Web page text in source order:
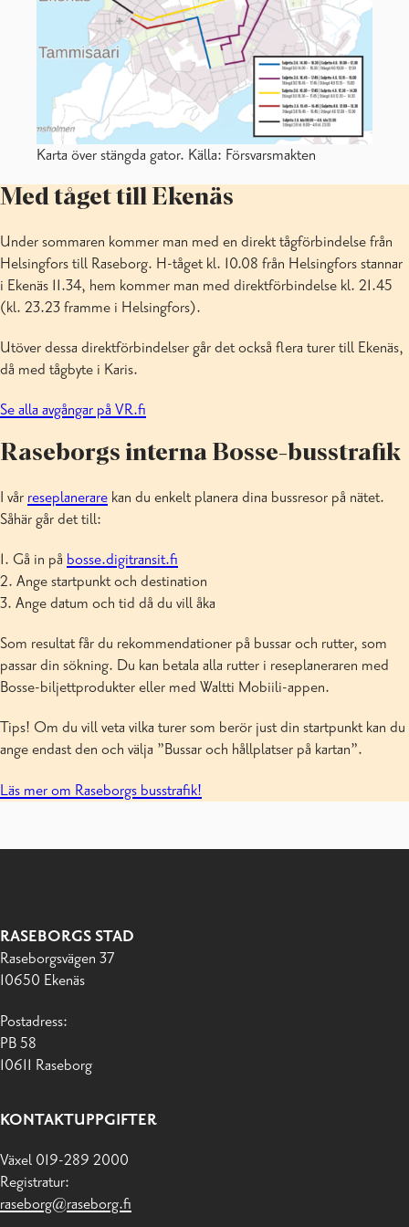
Karta över stängda gator. Källa: Försvarsmakten
Med tåget till Ekenäs
Under sommaren kommer man med en direkt tågförbindelse från
Helsingfors till Raseborg. H-tåget kl. 10.08 från Helsingfors stannar
i Ekenäs 11.34, hem kommer man med direktförbindelse kl. 21.45
(kl. 23.23 framme i Helsingfors).
Utöver dessa direktförbindelser går det också flera turer till Ekenäs,
då med tågbyte i Karis.
Se alla avgångar på VR.fi
Raseborgs interna Bosse-busstrafik
I vår reseplanerare kan du enkelt planera dina bussresor på nätet.
Såhär går det till:
1. Gå in på bosse.digitransit.fi
2. Ange startpunkt och destination
3. Ange datum och tid då du vill åka
Som resultat får du rekommendationer på bussar och rutter, som
passar din sökning. Du kan betala alla rutter i reseplaneraren med
Bosse-biljettprodukter eller med Waltti Mobiili-appen.
Tips! Om du vill veta vilka turer som berör just din startpunkt kan du
ange endast den och välja ”Bussar och hållplatser på kartan”.
Läs mer om Raseborgs busstrafik!
RASEBORGS STAD
Raseborgsvägen 37
10650 Ekenäs
Postadress:
PB 58
10611 Raseborg
KONTAKTUPPGIFTER
Växel 019-289 2000
Registratur:
raseborg@raseborg.fi